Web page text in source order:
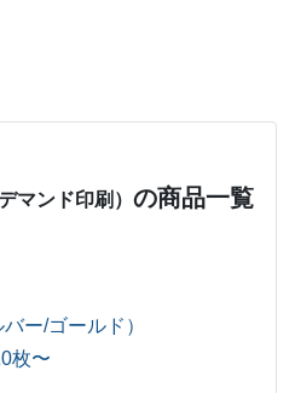
マンド印刷） の商品一覧
ー/ゴールド）
枚〜